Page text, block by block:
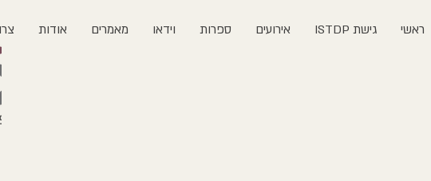
ראשי גישת ISTDP אירועים ספרות וידאו מאמרים אודות